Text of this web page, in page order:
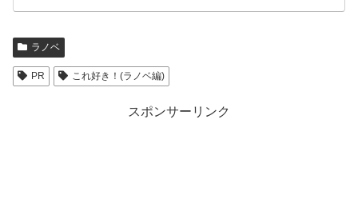
ラノベ
PR これ好き！(ラノベ編)
スポンサーリンク